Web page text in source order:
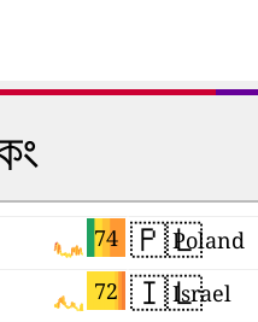
74
72
🇵🇱Poland
🇮🇱Israel